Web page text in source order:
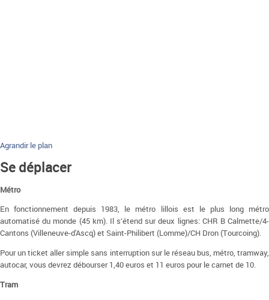
Agrandir le plan
Se déplacer
Métro
En fonctionnement depuis 1983, le métro lillois est le plus long métro
automatisé du monde (45 km). Il s’étend sur deux lignes: CHR B Calmette/4-
Cantons (Villeneuve-d'Ascq) et Saint-Philibert (Lomme)/CH Dron (Tourcoing).
Pour un ticket aller simple sans interruption sur le réseau bus, métro, tramway,
autocar, vous devrez débourser 1,40 euros et 11 euros pour le carnet de 10.
Tram